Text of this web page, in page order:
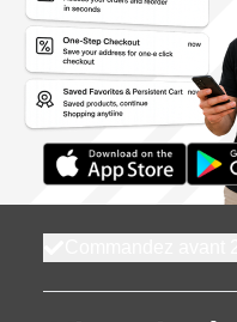
Filtre à poussière
Un système de